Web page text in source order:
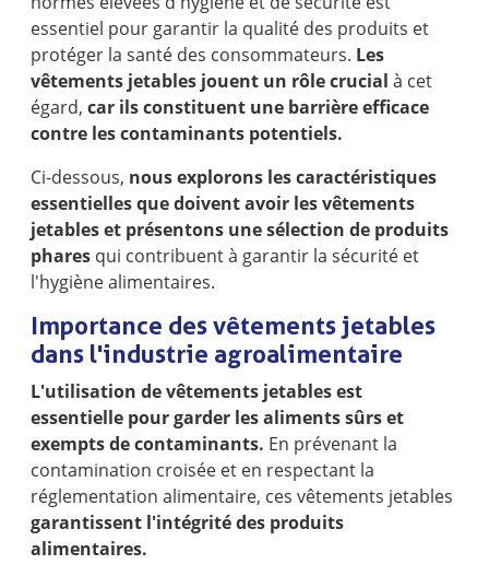
essentiel pour garantir la qualité des produits et
protéger la santé des consommateurs. Les
vêtements jetables jouent un rôle crucial à cet
égard,car ils constituent une barrière efficace
contre les contaminants potentiels.
Ci-dessous, nous explorons les caractéristiques
essentielles que doivent avoir les vêtements
jetables et présentons une sélection de produits
phares qui contribuent à garantir la sécurité et
l'hygiène alimentaires.
Importance des vêtements jetables
dans l'industrie agroalimentaire
L'utilisation de vêtements jetables est
essentielle pour garder les aliments sûrs et
exempts de contaminants. En prévenant la
contamination croisée et en respectant la
réglementation alimentaire, ces vêtements jetables
garantissent l'intégrité des produits
alimentaires.